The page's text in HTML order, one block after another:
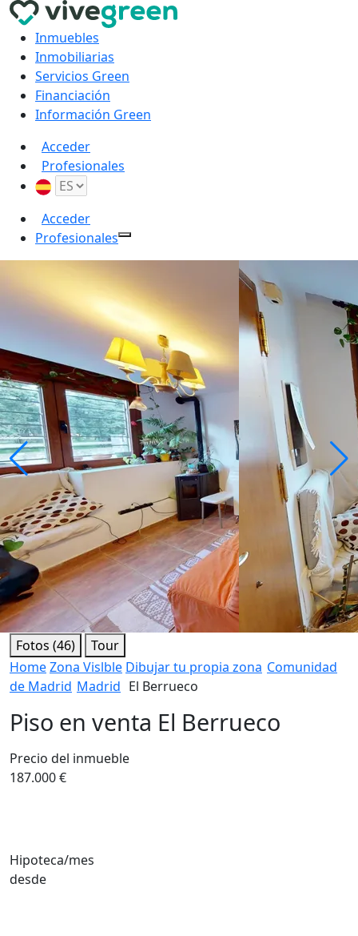
Inmuebles
Inmobiliarias
Servicios Green
Financiación
Información Green
Acceder
Profesionales
Acceder
Profesionales
Fotos (46)
Tour
HomeZona Vislble Dibujar tu propia zona Comunidad
de Madrid Madrid El Berrueco
Piso en venta El Berrueco
Precio del inmueble
187.000 €
Hipoteca/mes
desde